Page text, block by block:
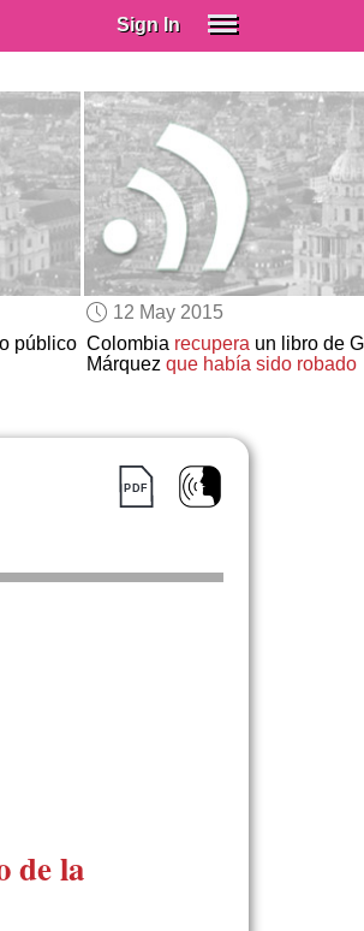
Sign In
GIFT
OTHER
ABOUT US
público
12 May 2015
Colombia recuperaun libro de
Márquez que había sido robado
de la